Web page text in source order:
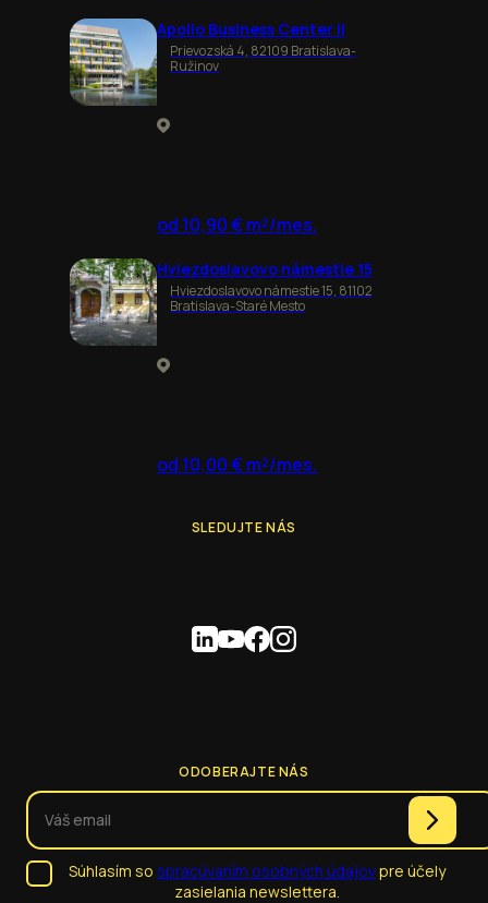
Apollo Business Center II
Prievozská 4, 82109 Bratislava-
Ružinov
od 10,90 € m²/mes.
Hviezdoslavovo námestie 15
Hviezdoslavovo námestie 15, 81102
Bratislava-Staré Mesto
od 10,00 € m²/mes.
SLEDUJTE NÁS
ODOBERAJTE NÁS
Súhlasím so spracúvaním osobných údajovpre účely
zasielania newslettera.